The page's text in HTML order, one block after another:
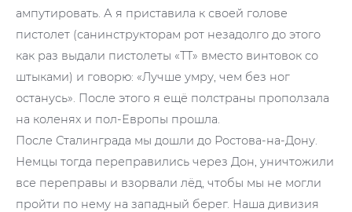
ампутировать. А я приставила к своей голове
пистолет (санинструкторам рот незадолго до этого
как раз выдали пистолеты «ТТ» вместо винтовок со
штыками) и говорю: «Лучше умру, чем без ног
останусь». После этого я ещё полстраны проползала
на коленях и пол-Европы прошла.
После Сталинграда мы дошли до Ростова-на-Дону.
Немцы тогда переправились через Дон, уничтожили
все переправы и взорвали лёд, чтобы мы не могли
пройти по нему на западный берег. Наша дивизия